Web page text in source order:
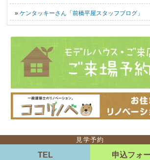
» ケンタッキーさん「前橋平屋スタッフブログ」
見学予約
TEL 申込フォ